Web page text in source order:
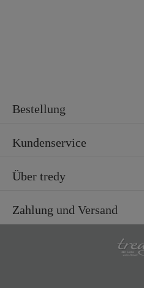
Bestellung
Kundenservice
Über tredy
Zahlung und Versand